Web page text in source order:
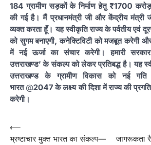
184 ग्रामीण सड़कों के निर्माण हेतु ₹1700
की गई है। मैं प्रधानमंत्री जी और केंद्रीय मंत्री
व्यक्त करता हूँ। यह स्वीकृति राज्य के पर्वतीय एवं
को सुगम बनाएगी, कनेक्टिविटी को मजबूत करेगी और
में नई ऊर्जा का संचार करेगी। हमारी सरकार
उत्तराखण्ड’ के संकल्प को लेकर प्रतिबद्ध है। यह
उत्तराखण्ड के ग्रामीण विकास को नई
भारत @2047 के लक्ष्य की दिशा में राज्य की
करेगी।
Post
⟵
भ्रष्टाचार मुक्त भारत का संकल्प—
जागरूकता